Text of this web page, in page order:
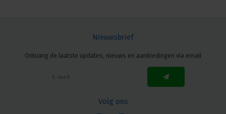
Nieuwsbrief
Ontvang de laatste updates, nieuws en aanbiedingen via email
Volg ons